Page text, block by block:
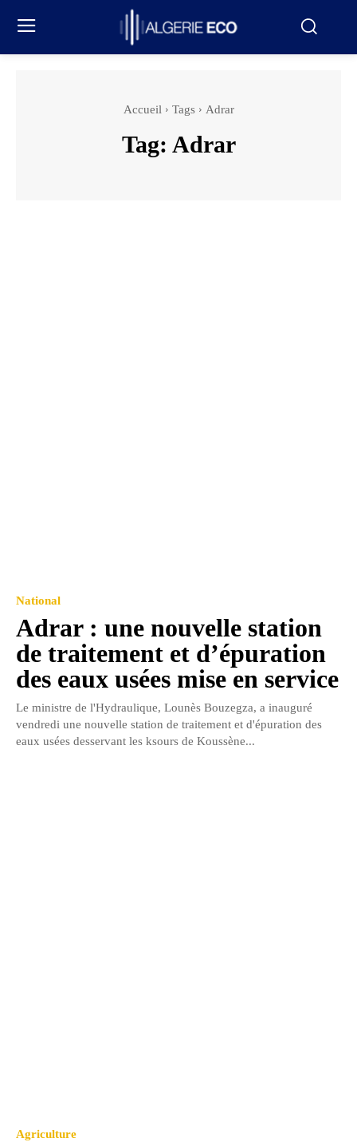
Accueil Tags Adrar
Tag: Adrar
National
Adrar : une nouvelle station
de traitement et d’épuration
des eaux usées mise en service
Le ministre de l'Hydraulique, Lounès Bouzegza, a inauguré
vendredi une nouvelle station de traitement et d'épuration des
eaux usées desservant les ksours de Koussène...
Agriculture